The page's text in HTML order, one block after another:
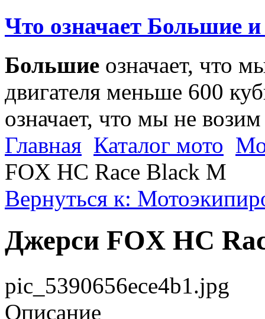
Что означает Большие
Большие означает, что
двигателя меньше 600
означает, что мы не
Главная Каталог мото
FOX HC Race Black M
Вернуться к:
Джерси FOX HC
pic_5390656ece4b1.jpg
Описание